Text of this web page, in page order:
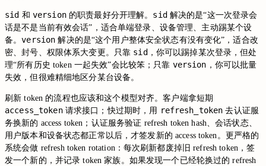
sid 和 version的职责最好分开理解。 sid 解决的是“这一次登录会
话是不是当前有效会话”，适合单端登录、设备管理、主动踢某个设
备。version 解决的是“这个用户整体安全状态有没有变化”，适合改
密、封号、权限体系大变更。只靠 sid ，你可以踢掉某次登录，但处
理“所有历史 token 一起失效”会比较笨；只靠 version ，你可以批量
失效，但很难精细地区分某台设备。
刷新 token 的流程也应该和这个模型对齐。客户端拿短期
access_token请求接口；快过期时，用 refresh_token 去认证服
务换新的 access token；认证服务验证 refresh token hash、会话状态、
用户版本和设备状态都正常以后，才签发新的 access token。更严格的
系统会做 refresh token rotation：每次刷新都废掉旧 refresh token，签
发一个新的，并记录 token 家族。如果发现一个已经轮换过的 refresh